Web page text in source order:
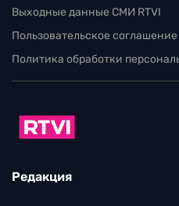
Выходные данные СМИ RTVI
Пользовательское соглашение
Политика обработки
Редакция